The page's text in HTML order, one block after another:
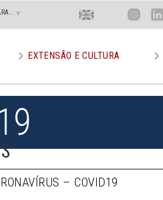
Menu
Superior
Direito
En Inst Lin
EXTENSÃO E CULTURA
– COVID19